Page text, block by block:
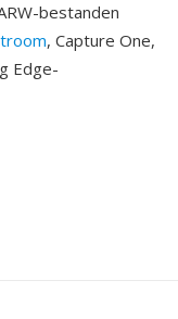
bestanden
, Capture One,
Edge-